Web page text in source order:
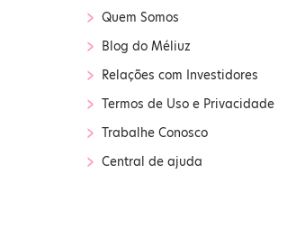
› Quem Somos
› Blog do Méliuz
› Relações com Investidores
› Termos de Uso e Privacidade
› Trabalhe Conosco
› Central de ajuda